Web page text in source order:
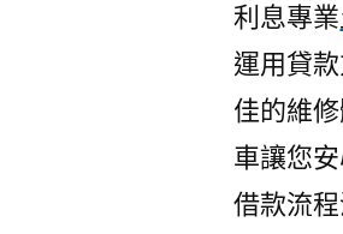
利息專業
運用貸
佳的維
車讓您
借款流